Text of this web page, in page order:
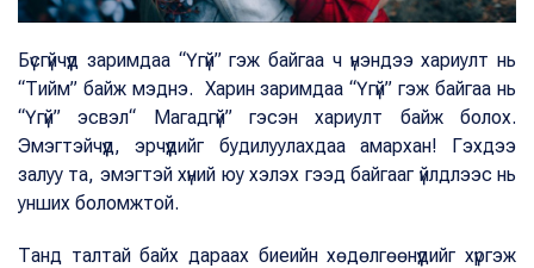
Бүсгүйчүүд заримдаа “Үгүй” гэж байгаа ч үнэндээ хариулт нь
“Тийм” байж мэднэ. Харин заримдаа “Үгүй” гэж байгаа нь
“Үгүй” эсвэл“ Магадгүй” гэсэн хариулт байж болох.
Эмэгтэйчүүд, эрчүүдийг будилуулахдаа амархан! Гэхдээ
залуу та, эмэгтэй хүний юу хэлэх гээд байгааг үйлдлээс нь
унших боломжтой.
Танд талтай байх дараах биеийн хөдөлгөөнүүдийг хүргэж